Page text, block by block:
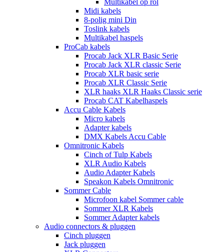
Multikabel op rol
Midi kabels
8-polig mini Din
Toslink kabels
Multikabel haspels
ProCab kabels
Procab Jack XLR Basic Serie
Procab Jack XLR classic Serie
Procab XLR basic serie
Procab XLR Classic Serie
XLR haaks XLR Haaks Classic serie
Procab CAT Kabelhaspels
Accu Cable Kabels
Micro kabels
Adapter kabels
DMX Kabels Accu Cable
Omnitronic Kabels
Cinch of Tulp Kabels
XLR Audio Kabels
Audio Adapter Kabels
Speakon Kabels Omnitronic
Sommer Cable
Microfoon kabel Sommer cable
Sommer XLR Kabels
Sommer Adapter kabels
Audio connectors & pluggen
Cinch pluggen
Jack pluggen